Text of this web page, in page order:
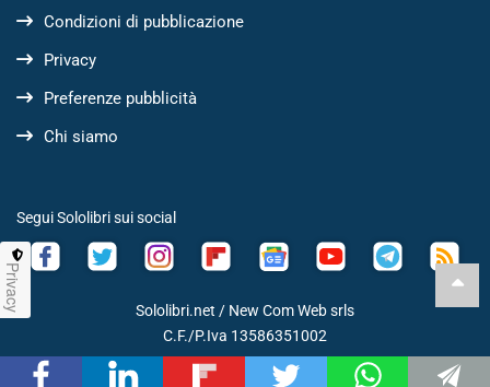
Condizioni di pubblicazione
Privacy
Preferenze pubblicità
Chi siamo
Segui Sololibri sui social
Sololibri.net / New Com Web srls
C.F./P.Iva 13586351002
Privacy